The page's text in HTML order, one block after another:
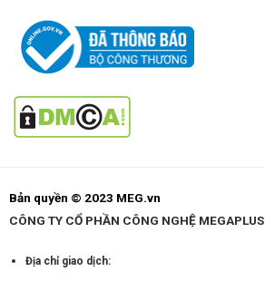
Bản quyền © 2023 MEG.vn
CÔNG TY CỔ PHẦN CÔNG NGHỆ MEGAPLUS
Địa chỉ giao dịch: